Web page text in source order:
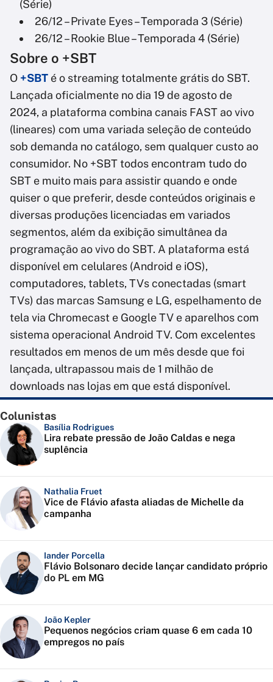
(Série)
26/12 – Private Eyes – Temporada 3 (Série)
26/12 – Rookie Blue – Temporada 4 (Série)
Sobre o +SBT
O +SBT é o streaming totalmente grátis do SBT.
Lançada oficialmente no dia 19 de agosto de
2024, a plataforma combina canais FAST ao vivo
(lineares) com uma variada seleção de conteúdo
sob demanda no catálogo, sem qualquer custo ao
consumidor. No +SBT todos encontram tudo do
SBT e muito mais para assistir quando e onde
quiser o que preferir, desde conteúdos originais e
diversas produções licenciadas em variados
segmentos, além da exibição simultânea da
programação ao vivo do SBT. A plataforma está
disponível em celulares (Android e iOS),
computadores, tablets, TVs conectadas (smart
TVs) das marcas Samsung e LG, espelhamento de
tela via Chromecast e Google TV e aparelhos com
sistema operacional Android TV. Com excelentes
resultados em menos de um mês desde que foi
lançada, ultrapassou mais de 1 milhão de
downloads nas lojas em que está disponível.
Colunistas
Basília Rodrigues
Lira rebate pressão de João Caldas e nega
suplência
Nathalia Fruet
Vice de Flávio afasta aliadas de Michelle da
campanha
Iander Porcella
Flávio Bolsonaro decide lançar candidato próprio
do PL em MG
João Kepler
Pequenos negócios criam quase 6 em cada 10
empregos no país